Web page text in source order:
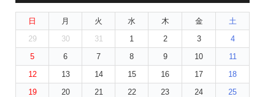
日 月 火 水 木 金
土
29
30 31 1 2 3
4
5
6 7 8 9 10
11
12
13 14 15 16 17
18
19
20 21 22 23 24
25